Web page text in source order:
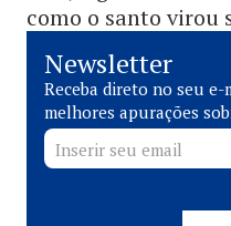
como o santo virou
Newsletter
Receba direto no seu
melhores apurações